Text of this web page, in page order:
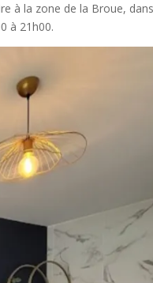
à la zone de la Broue,
à 21h00.